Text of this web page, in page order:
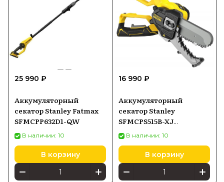
25 990 ₽
Аккумуляторный
секатор Stanley Fatmax
SFMCPP632D1-QW
В наличии: 10
В корзину
16 990 ₽
Аккумуляторный
секатор Stanley
SFMCPS515B-XJ
SFMCPS515BXJ
В наличии: 10
В корзину